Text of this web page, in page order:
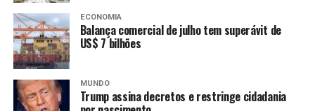
vírus ocorre de pessoa a pessoa, por via aérea, seja ao
tossir, espirrar, falar ou respirar.
O sarampo é tão contagioso que uma pessoa infectada
pode transmitir a doença para 90% das pessoas
próximas e que não estejam imunes. Por isso, a
ECONOMIA
Balança comercial de julho tem superávit de
US$ 7 bilhões
MUNDO
Trump assina decretos e restringe cidadania